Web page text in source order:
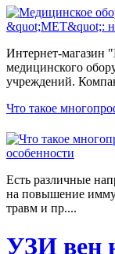
Интернет-магазин
медицинского
учреждений.
Что такое
Есть различные
на повышение
травм и пр....
УЗИ вен